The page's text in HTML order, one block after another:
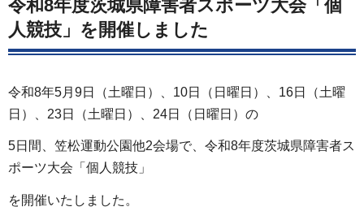
令和8年度茨城県障害者スポーツ大会「個
人競技」を開催しました
令和8年5月9日（土曜日）、10日（日曜日）、16日（土曜
日）、23日（土曜日）、24日（日曜日）の
5日間、笠松運動公園他2会場で、令和8年度茨城県障害者ス
ポーツ大会「個人競技」
を開催いたしました。